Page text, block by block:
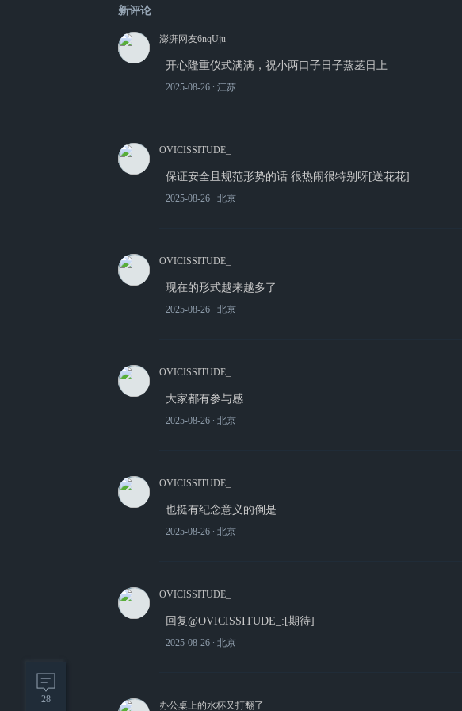
28
新评论
澎湃网友6nqUju
开心隆重仪式满满，祝小两口子日子蒸䒱日上
2025-08-26 ∙ 江苏
OVICISSITUDE_
保证安全且规范形势的话 很热闹很特别呀[送花花]
2025-08-26 ∙ 北京
OVICISSITUDE_
现在的形式越来越多了
2025-08-26 ∙ 北京
OVICISSITUDE_
大家都有参与感
2025-08-26 ∙ 北京
OVICISSITUDE_
也挺有纪念意义的倒是
2025-08-26 ∙ 北京
OVICISSITUDE_
回复@OVICISSITUDE_:[期待]
2025-08-26 ∙ 北京
办公桌上的水杯又打翻了